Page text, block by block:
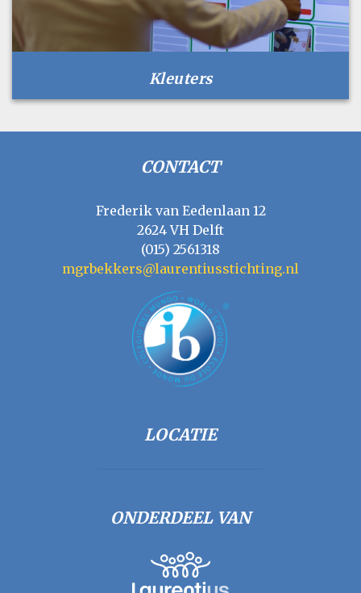
Kleuters
CONTACT
Frederik van Eedenlaan 12
2624 VH Delft
(015) 2561318
mgrbekkers@laurentiusstichting.nl
LOCATIE
ONDERDEEL VAN